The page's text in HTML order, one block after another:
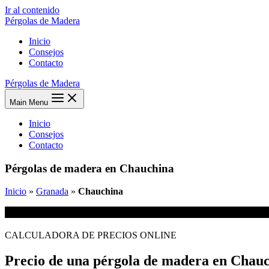
Ir al contenido
Pérgolas de Madera
Inicio
Consejos
Contacto
Pérgolas de Madera
Main Menu
Inicio
Consejos
Contacto
Pérgolas de madera en Chauchina
Inicio » Granada » Chauchina
CALCULADORA DE PRECIOS ONLINE
Precio de una pérgola de madera en